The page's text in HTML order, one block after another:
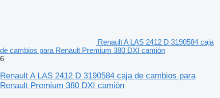
Renault A LAS 2412 D 3190584 caja
de cambios para Renault Premium 380 DXI camión
6
Renault A LAS 2412 D 3190584 caja de cambios para
Renault Premium 380 DXI camión